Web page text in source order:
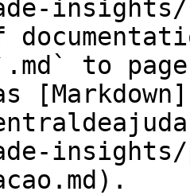
to
[Markdown]
insights/